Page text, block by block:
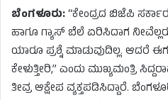
ಬೆಂಗಳೂರು:“ಕೇಂದ್ರದ ಬಿಜೆಪಿ
ಹಾಗೂ ಗ್ಯಾಸ್ ಬೆಲೆ ಏರಿಸಿದಾಗ
ಯಾರೂ ಪ್ರಶ್ನೆ ಮಾಡುವುದಿಲ್ಲ. ಆದರೆ ಈಗ
ಕೇಳುತ್ತೀರಿ,” ಎಂದು ಮುಖ್ಯಮಂತ್ರಿ
ತೀವ್ರ ಆಕ್ಷೇಪ ವ್ಯಕ್ತಪಡಿಸಿದ್ದಾರೆ.